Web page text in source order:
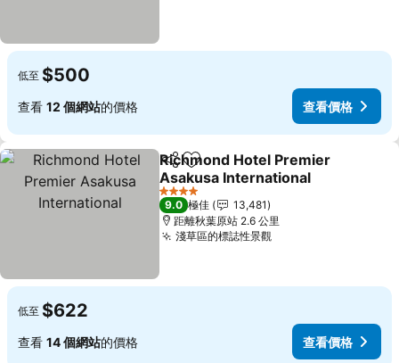
低至 $500
查看 12 個網站的價格 查看價格
分享 放到收藏夾
Richmond Hotel Premier
Asakusa International
4 星級
9.0 極佳
13,481
距離秋葉原站 2.6 公里
淺草區的標誌性景觀
低至 $622
查看 14 個網站的價格 查看價格